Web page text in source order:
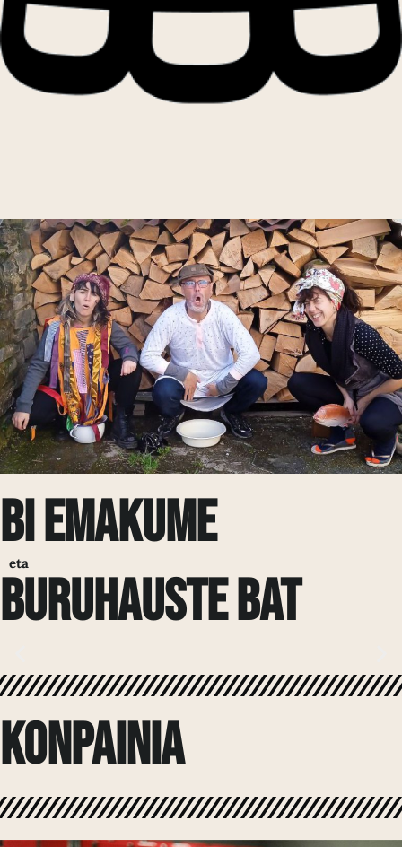
Bi emakume
eta
buruhauste bat
Behin batu ginen mundua spam
konpainia